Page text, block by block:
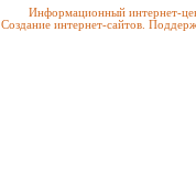
Информационный интернет-
Создание интернет-сайтов.